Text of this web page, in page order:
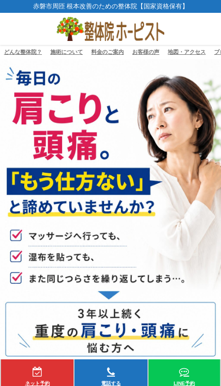
赤磐市周匝 根本改善のための整体院【国家資格保有】
どんな整体院？ 施術について 料金のご案内 お客様の声 地図・アクセス ブ
ネット予約 電話する LINE予約